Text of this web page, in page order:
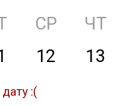
СР
ЧТ
12 13
:(